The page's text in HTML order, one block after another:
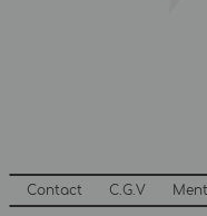
Contact C.G.V